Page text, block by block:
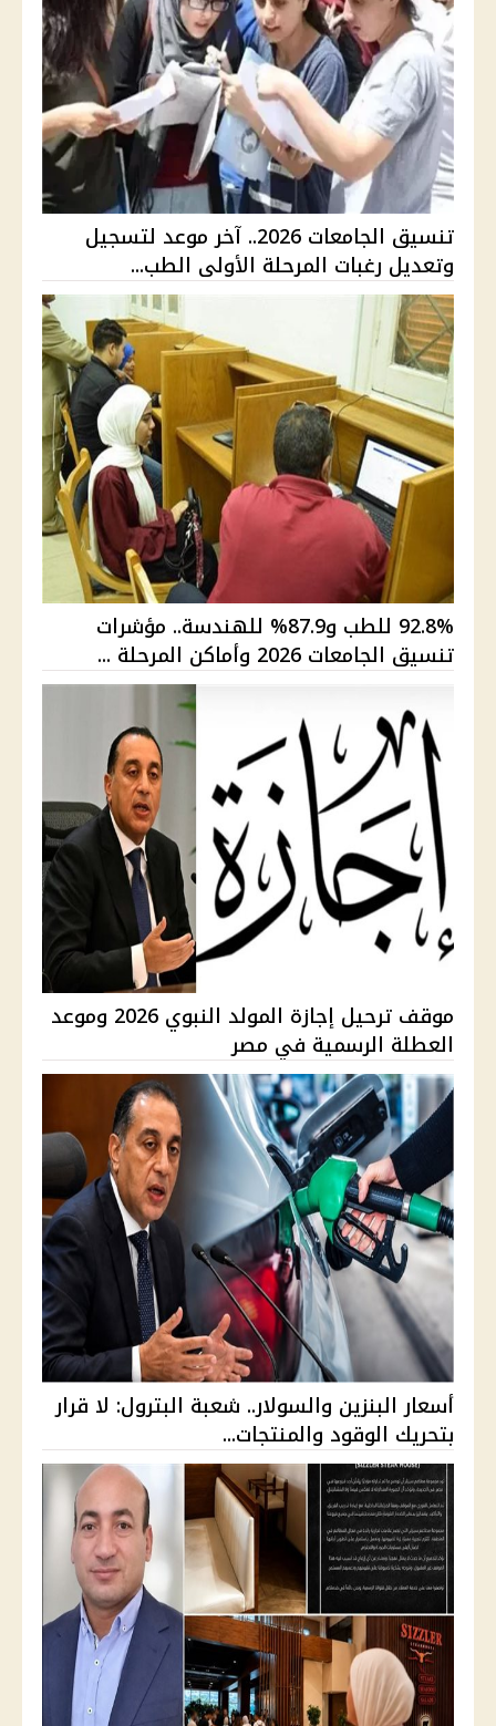
تنسيق الجامعات 2026.. آخر موعد لتسجيل
وتعديل رغبات المرحلة الأولى الطب...
92.8% للطب و87.9% للهندسة.. مؤشرات
تنسيق الجامعات 2026 وأماكن المرحلة ...
موقف ترحيل إجازة المولد النبوي 2026 وموعد
العطلة الرسمية في مصر
أسعار البنزين والسولار.. شعبة البترول: لا قرار
بتحريك الوقود والمنتجات...